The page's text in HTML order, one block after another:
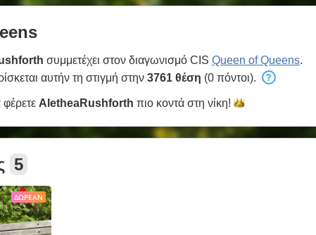
συμμετέχει στον διαγωνισμό CIS Queen of Queens.
αυτήν τη στιγμή στην 3761 θέση (0 πόντοι).
φέρετε AletheaRushforth πιο κοντά στη νίκη!
5
ΔΩΡΕΆΝ